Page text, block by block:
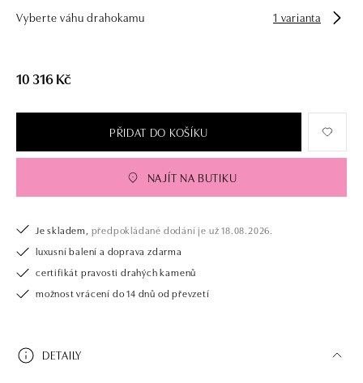
Vyberte váhu drahokamu 1 varianta
10 316 Kč
PŘIDAT DO KOŠÍKU
NAJÍT NA BUTIKU
Je skladem, předpokládané dodání je už 18.08.2026.
luxusní balení a doprava zdarma
certifikát pravosti drahých kamenů
možnost vrácení do 14 dnů od převzetí
DETAILY